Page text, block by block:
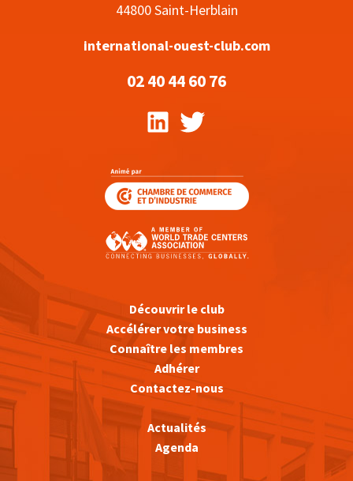
44800 Saint-Herblain
international-ouest-club.com
02 40 44 60 76
Découvrir le club
Accélérer votre business
Connaître les membres
Adhérer
Contactez-nous
Actualités
Agenda